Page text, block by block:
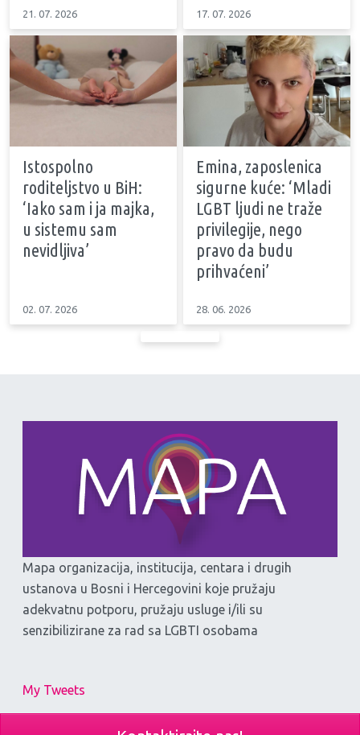
21. 07. 2026 17. 07. 2026
Istospolno
roditeljstvo u BiH:
‘Iako sam i ja majka,
u sistemu sam
nevidljiva’
02. 07. 2026
Emina, zaposlenica
sigurne kuće: ‘Mladi
LGBT ljudi ne traže
privilegije, nego
pravo da budu
prihvaćeni’
28. 06. 2026
Mapa organizacija, institucija, centara i drugih
ustanova u Bosni i Hercegovini koje pružaju
adekvatnu potporu, pružaju usluge i/ili su
senzibilizirane za rad sa LGBTI osobama
My Tweets